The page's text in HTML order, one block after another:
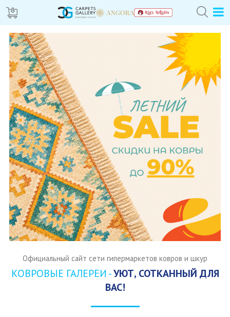
Официальный сайт сети гипермаркетов ковров и шкур
КОВРОВЫЕ ГАЛЕРЕИ -УЮТ, СОТКАННЫЙ ДЛЯ
ВАС!